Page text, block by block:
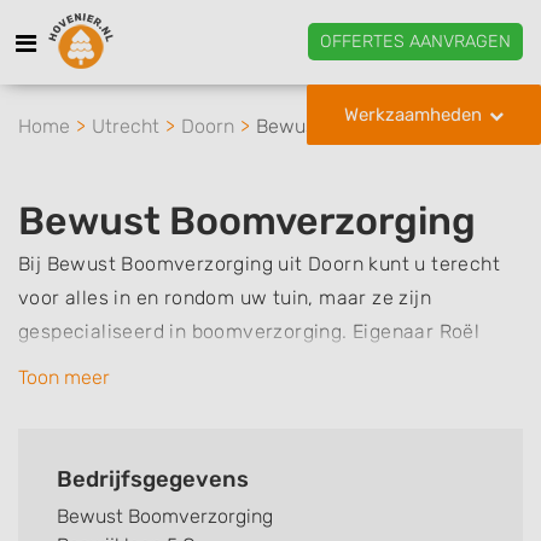
OFFERTES AANVRAGEN
Werkzaamheden
Home Utrecht Doorn Bewust Boomverzorging
Bewust Boomverzorging
Bij Bewust Boomverzorging uit Doorn kunt u terecht
voor alles in en rondom uw tuin, maar ze zijn
gespecialiseerd in boomverzorging. Eigenaar Roël
Joles werkt al sinds 2001 als boomverzorger en is in
hij Bewust Boomverzorging heeft opgericht, een
Ze werken zo ecologisch mogelijk en maken bewuste
Toon meer
Bedrijfsgegevens
Bewust Boomverzorging